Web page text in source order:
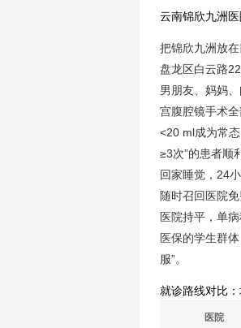
云南锦欣九洲
把锦欣九洲放
盘龙区白云路
男朋友、妈妈
宫腹腔镜手术
<20 ml成为常
≥3次”的患者顺
回家睡觉，24
随时召回医院
医院持平，单
医保的学生群
服”。
就诊路线对比
医院